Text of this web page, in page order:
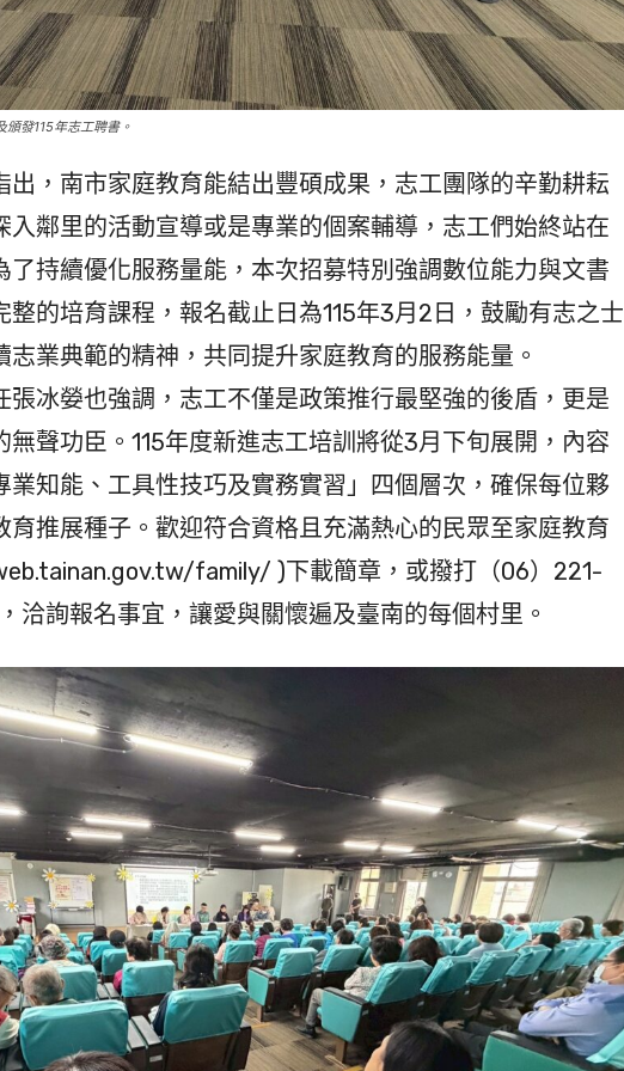
發115年志工聘書。
，南市家庭教育能結出豐碩成果，志工團隊的辛勤耕耘
入鄰里的活動宣導或是專業的個案輔導，志工們始終站在
了持續優化服務量能，本次招募特別強調數位能力與文書
整的培育課程，報名截止日為115年3月2日，鼓勵有志之士
業典範的精神，共同提升家庭教育的服務能量。
冰嫈也強調，志工不僅是政策推行最堅強的後盾，更是
無聲功臣。115年度新進志工培訓將從3月下旬展開，內容
業知能、工具性技巧及實務實習」四個層次，確保每位夥
育推展種子。歡迎符合資格且充滿熱心的民眾至家庭教育
family/ )下載簡章，或撥打（06）221-
洽詢報名事宜，讓愛與關懷遍及臺南的每個村里。